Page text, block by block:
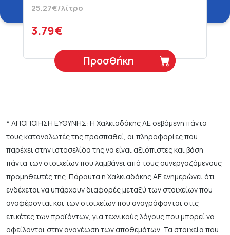
25.27€/λίτρο
3.79€
Προσθήκη
* ΑΠΟΠΟΙΗΣΗ ΕΥΘΥΝΗΣ: Η Χαλκιαδάκης ΑΕ σεβόμενη πάντα
τους καταναλωτές της προσπαθεί, οι πληροφορίες που
παρέχει στην ιστοσελίδα της να είναι αξιόπιστες και βάση
πάντα των στοιχείων που λαμβάνει από τους συνεργαζόμενους
προμηθευτές της. Πάραυτα η Χαλκιαδάκης ΑΕ ενημερώνει ότι
ενδέχεται να υπάρχουν διαφορές μεταξύ των στοιχείων που
αναφέρονται και των στοιχείων που αναγράφονται στις
ετικέτες των προϊόντων, για τεχνικούς λόγους που μπορεί να
οφείλονται στην ανανέωση των αποθεμάτων. Τα στοιχεία που